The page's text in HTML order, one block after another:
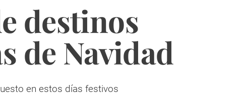
destinos
de Navidad
en estos días festivos